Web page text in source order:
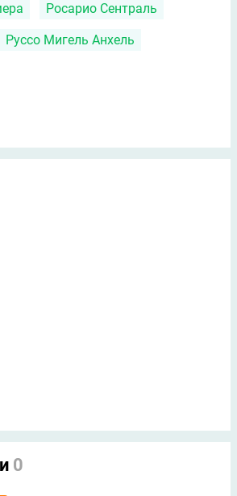
Росарио Сентраль
Руссо Мигель Анхель
0